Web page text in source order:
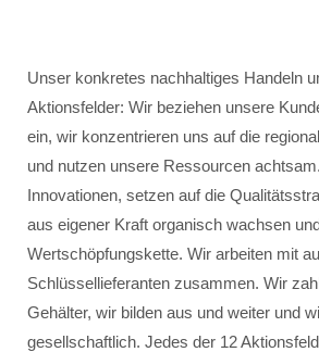
Unser konkretes nachhaltiges Handeln
Aktionsfelder: Wir beziehen unsere
ein, wir konzentrieren uns auf die
und nutzen unsere Ressourcen
Innovationen, setzen auf die
aus eigener Kraft organisch wachsen
Wertschöpfungskette. Wir arbeiten mit
Schlüssellieferanten zusammen. Wir
Gehälter, wir bilden aus und weiter und
gesellschaftlich. Jedes der 12